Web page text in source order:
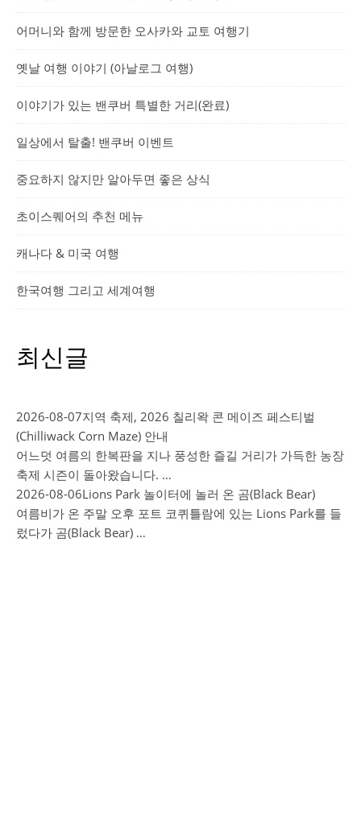
어머니와 함께 방문한 오사카와 교토 여행기
옛날 여행 이야기 (아날로그 여행)
이야기가 있는 밴쿠버 특별한 거리(완료)
일상에서 탈출! 밴쿠버 이벤트
중요하지 않지만 알아두면 좋은 상식
초이스퀘어의 추천 메뉴
캐나다 & 미국 여행
한국여행 그리고 세계여행
최신글
2026-08-07지역 축제, 2026 칠리왁 콘 메이즈 페스티벌
(Chilliwack Corn Maze) 안내
어느덧 여름의 한복판을 지나 풍성한 즐길 거리가 가득한 농장
축제 시즌이 돌아왔습니다. …
2026-08-06Lions Park 놀이터에 놀러 온 곰(Black Bear)
여름비가 온 주말 오후 포트 코퀴틀람에 있는 Lions Park를 들
렀다가 곰(Black Bear) …